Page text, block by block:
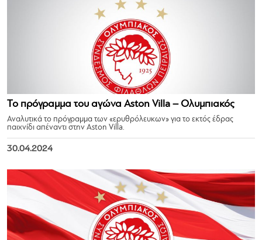
Το πρόγραμμα του αγώνα Aston Villa – Ολυμπιακός
Αναλυτικά το πρόγραμμα των «ερυθρόλευκων» για το εκτός έδρας
παιχνίδι απέναντι στην Aston Villa.
30.04.2024